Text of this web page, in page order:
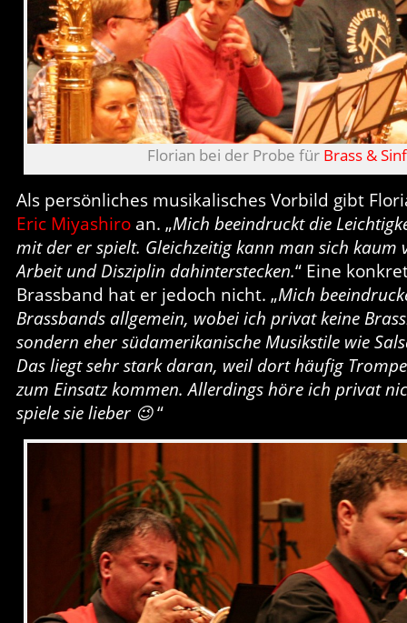
Florian bei der Probe für Brass &
Als persönliches musikalisches Vorbild gibt
Eric Miyashiro an. „Mich beeindruckt die
mit der er spielt. Gleichzeitig kann man sich kaum
Arbeit und Disziplin dahinterstecken.“ Eine
Brassband hat er jedoch nicht. „Mich
Brassbands allgemein, wobei ich privat keine
sondern eher südamerikanische Musikstile wie
Das liegt sehr stark daran, weil dort häufig
zum Einsatz kommen. Allerdings höre ich privat
spiele sie lieber 😉“